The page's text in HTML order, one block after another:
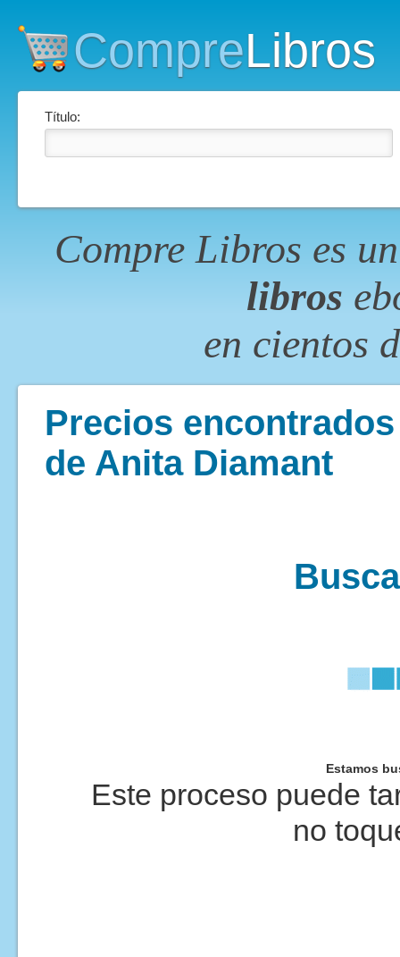
CompreLibros
Título:
Compre Libros es
libros
en cientos
Precios
de Anita Diamant
Estamos
Este proceso puede
no